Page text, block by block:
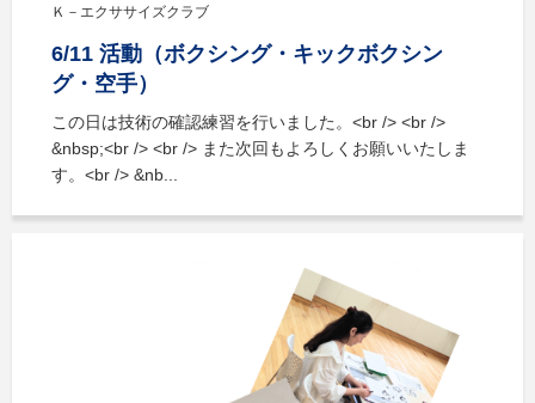
Ｋ－エクササイズクラブ
6/11 活動（ボクシング・キックボクシン
グ・空手）
この日は技術の確認練習を行いました。<br /> <br />
&nbsp;<br /> <br /> また次回もよろしくお願いいたしま
す。<br /> &nb...